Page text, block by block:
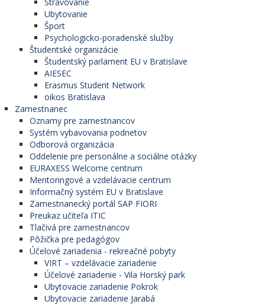
Ubytovanie
Šport
Psychologicko-poradenské služby
Študentské organizácie
Študentský parlament EU v Bratislave
AIESEC
Erasmus Student Network
oikos Bratislava
Zamestnanec
Oznamy pre zamestnancov
Systém vybavovania podnetov
Odborová organizácia
Oddelenie pre personálne a sociálne otázky
EURAXESS Welcome centrum
Mentoringové a vzdelávacie centrum
Informačný systém EU v Bratislave
Zamestnanecký portál SAP FIORI
Preukaz učiteľa ITIC
Tlačivá pre zamestnancov
Pôžička pre pedagógov
Účelové zariadenia - rekreačné pobyty
VIRT – vzdelávacie zariadenie
Účelové zariadenie - Vila Horský park
Ubytovacie zariadenie Pokrok
Ubytovacie zariadenie Jarabá